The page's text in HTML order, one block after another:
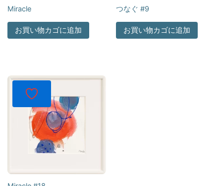
Miracle
お買い物カゴに追加
つなぐ #9
お買い物カゴに追加